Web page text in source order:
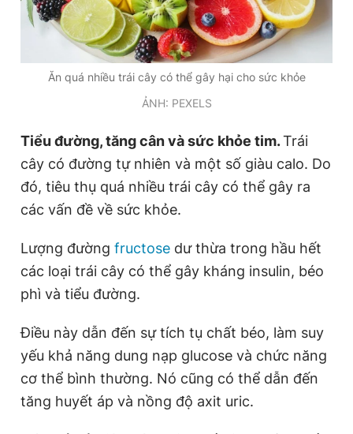
Ăn quá nhiều trái cây có thể gây hại cho sức khỏe
ẢNH: PEXELS
Tiểu đường, tăng cân và sức khỏe tim.Trái
cây có đường tự nhiên và một số giàu calo. Do
đó, tiêu thụ quá nhiều trái cây có thể gây ra
các vấn đề về sức khỏe.
Lượng đường fructose dư thừa trong hầu hết
các loại trái cây có thể gây kháng insulin, béo
phì và tiểu đường.
Điều này dẫn đến sự tích tụ chất béo, làm suy
yếu khả năng dung nạp glucose và chức năng
cơ thể bình thường. Nó cũng có thể dẫn đến
tăng huyết áp và nồng độ axit uric.